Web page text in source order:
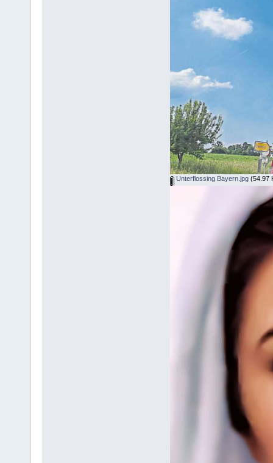
Unterflossing Bayern.jpg (54.97